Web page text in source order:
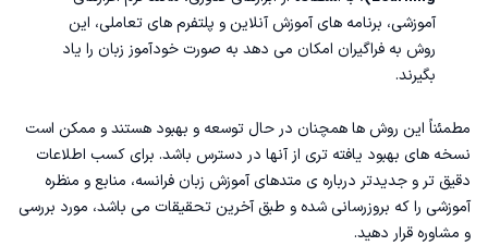
آموزشی، برنامه های آموزش آنلاین و پلتفرم های تعاملی، این
روش به فراگیران امکان می دهد به صورت خودآموز زبان را یاد
بگیرند.
مطمئناً این روش ها همچنان در حال توسعه و بهبود هستند و ممکن است
نسخه های بهبود یافته تری از آنها در دسترس باشد. برای کسب اطلاعات
دقیق تر و جدیدتر درباره ی متدهای آموزش زبان فرانسه، منابع و منظره
آموزشی را که بروزرسانی شده و طبق آخرین تحقیقات می باشد، مورد بررسی
و مشاوره قرار دهید.